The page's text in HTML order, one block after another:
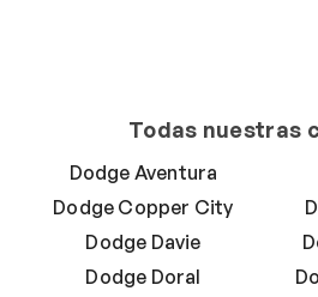
Todas nuestras
Dodge Aventura
Dodge Copper City
Dodge Davie
Dodge Doral